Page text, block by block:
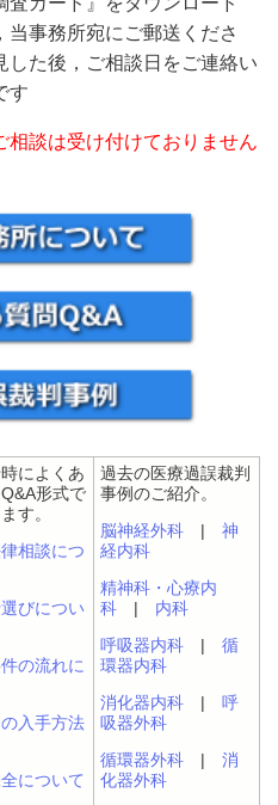
当事務所宛にご郵送くださ
た後，ご相談日をご連絡い
す
相談は受け付けておりません
によくあ
形式で
す。
相談につ
びについ
の流れに
入手方法
について
過去の医療過誤裁判
事例のご紹介。
脳神経外科 | 神
経内科
精神科・心療内
科 | 内科
呼吸器内科 | 循
環器内科
消化器内科 | 呼
吸器外科
循環器外科 | 消
化器外科